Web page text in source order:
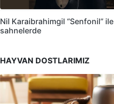
Nil Karaibrahimgil “Senfonil” ile
sahnelerde
HAYVAN DOSTLARIMIZ